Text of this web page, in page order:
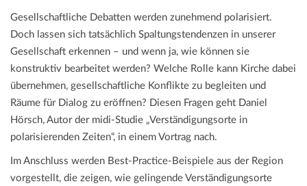
Gesellschaftliche Debatten werden zunehmend polarisiert.
Doch lassen sich tatsächlich Spaltungstendenzen in unserer
Gesellschaft erkennen – und wenn ja, wie können sie
konstruktiv bearbeitet werden? Welche Rolle kann Kirche dabei
übernehmen, gesellschaftliche Konflikte zu begleiten und
Räume für Dialog zu eröffnen? Diesen Fragen geht Daniel
Hörsch, Autor der midi-Studie „Verständigungsorte in
polarisierenden Zeiten“, in einem Vortrag nach.
Im Anschluss werden Best-Practice-Beispiele aus der Region
vorgestellt, die zeigen, wie gelingende Verständigungsorte